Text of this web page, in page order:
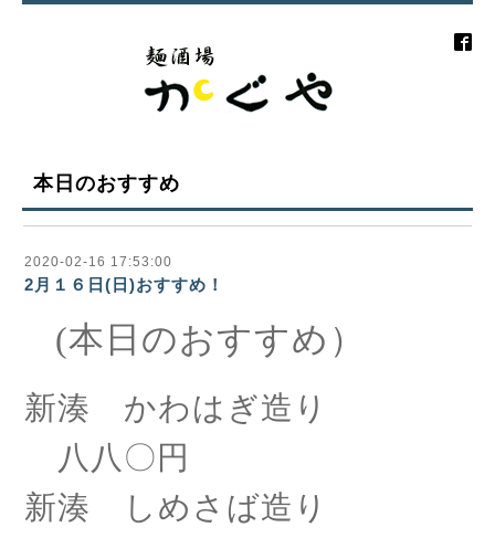
本日のおすすめ
2020-02-16 17:53:00
2月１６日(日)おすすめ！
(本日のおすすめ）
新湊 かわはぎ造り
八八〇円
新湊
しめさば造り